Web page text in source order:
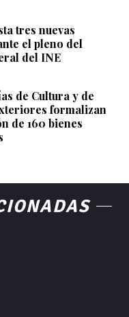
tres nuevas
el pleno del
del INE
de Cultura y de
formalizan
de 160 bienes